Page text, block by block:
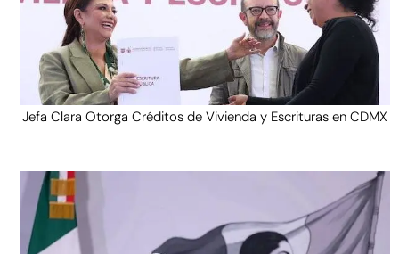
Jefa Clara Otorga Créditos de Vivienda y Escrituras en CDMX